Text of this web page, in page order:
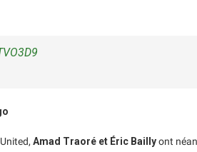
Amad Traoré et Éric Baillyont